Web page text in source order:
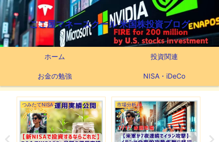
ここ屋マネースクール 米国株投資ブログ
ホーム 投資関連
お金の勉強 NISA・iDeCo
つみたてNISA 市場分析